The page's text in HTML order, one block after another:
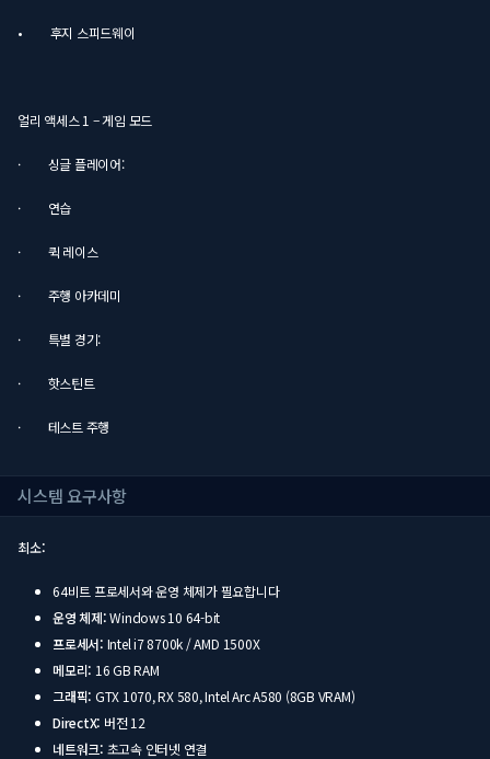
• 후지 스피드웨이
얼리 액세스 1 – 게임 모드
· 싱글 플레이어:
· 연습
· 퀵 레이스
· 주행 아카데미
· 특별 경기:
· 핫스틴트
· 테스트 주행
시스템 요구사항
최소:
64비트 프로세서와 운영 체제가 필요합니다
운영 체제:Windows 10 64-bit
프로세서: Intel i7 8700k / AMD 1500X
메모리: 16 GB RAM
그래픽: GTX 1070, RX 580, Intel Arc A580 (8GB VRAM)
DirectX: 버전 12
네트워크: 초고속 인터넷 연결